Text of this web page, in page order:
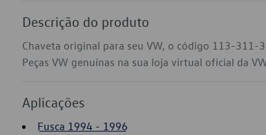
Descrição do produto
Chaveta original para seu VW, o código 113-311-
Peças VW genuínas na sua loja virtual oficial da
Aplicações
Fusca 1994 - 1996